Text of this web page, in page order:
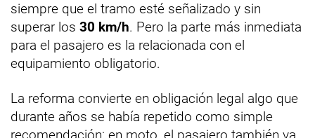
siempre que el tramo esté señalizado y sin
superar los 30 km/h. Pero la parte más inmediata
para el pasajero es la relacionada con el
equipamiento obligatorio.
La reforma convierte en obligación legal algo que
durante años se había repetido como simple